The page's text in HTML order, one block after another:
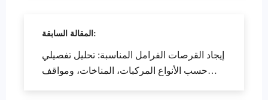
المقالة السابقة:
إيجاد القرصات الفرامل المناسبة: تحليل تفصيلي
حسب الأنواع المركبات، المناخات، ومواقف